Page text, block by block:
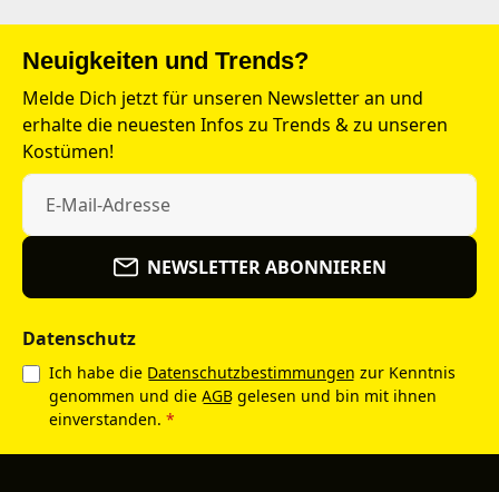
Neuigkeiten und Trends?
Melde Dich jetzt für unseren Newsletter an und
erhalte die neuesten Infos zu Trends & zu unseren
Kostümen!
NEWSLETTER ABONNIEREN
Datenschutz
Ich habe die Datenschutzbestimmungen zur Kenntnis
genommen und die AGB gelesen und bin mit ihnen
einverstanden. *